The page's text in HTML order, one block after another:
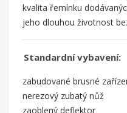
kvalita řemínku
jeho dlouhou životnost
Standardní vybavení:
zabudované brusné
nerezový zubatý nůž
zaoblený deflektor